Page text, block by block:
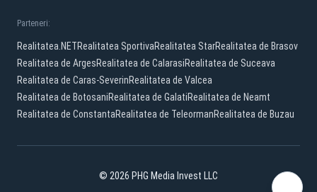
Parteneri:
Realitatea.NETRealitatea SportivaRealitatea StarRealitatea de Brasov
Realitatea de ArgesRealitatea de CalarasiRealitatea de Suceava
Realitatea de Caras-SeverinRealitatea de Valcea
Realitatea de BotosaniRealitatea de GalatiRealitatea de Neamt
Realitatea de ConstantaRealitatea de TeleormanRealitatea de Buzau
© 2026 PHG Media Invest LLC